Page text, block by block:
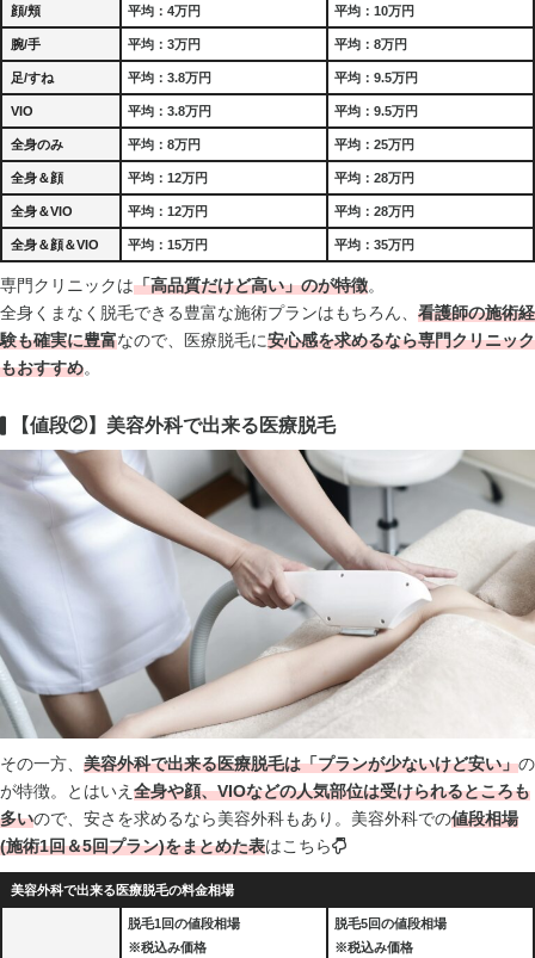
顔/頬 平均：4万円 平均：10万円
腕/手 平均：3万円 平均：8万円
足/すね 平均：3.8万円 平均：9.5万円
VIO 平均：3.8万円 平均：9.5万円
全身のみ 平均：8万円 平均：25万円
全身＆顔 平均：12万円 平均：28万円
全身＆VIO 平均：12万円 平均：28万円
全身＆顔＆VIO 平均：15万円 平均：35万円
専門クリニックは「高品質だけど高い」のが特徴。
全身くまなく脱毛できる豊富な施術プランはもちろん、 看護師の施術経
験も確実に豊富なので、医療脱毛に安心感を求めるなら専門クリニック
もおすすめ。
【値段②】美容外科で出来る医療脱毛
その一方、 美容外科で出来る医療脱毛は「プランが少ないけど安い」の
が特徴。とはいえ 全身や顔、VIOなどの人気部位は受けられるところも
多いので、安さを求めるなら美容外科もあり。美容外科での値段相場
(施術1回＆5回プラン)をまとめた表はこちら
美容外科で出来る医療脱毛の料金相場
脱毛1回の値段相場
※税込み価格
脱毛5回の値段相場
※税込み価格